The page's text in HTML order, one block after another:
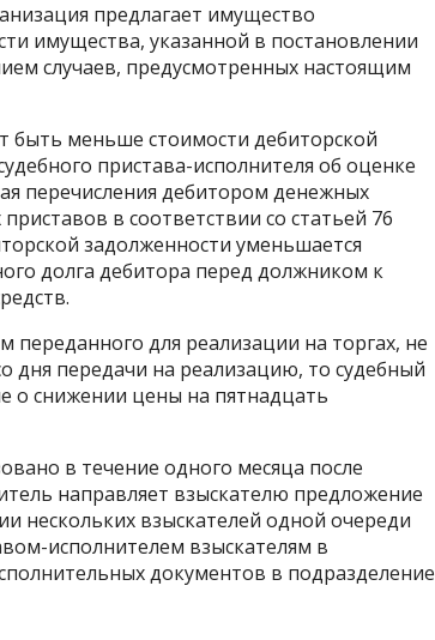
предлагает имущество
имущества, указанной в постановлении
случаев, предусмотренных настоящим
быть меньше стоимости дебиторской
пристава-исполнителя об оценке
перечисления дебитором денежных
в соответствии со статьей 76
задолженности уменьшается
долга дебитора перед должником к
для реализации на торгах, не
дня передачи на реализацию, то судебный
о снижении цены на пятнадцать
в течение одного месяца после
направляет взыскателю предложение
нескольких взыскателей одной очереди
исполнителем взыскателям в
документов в подразделение